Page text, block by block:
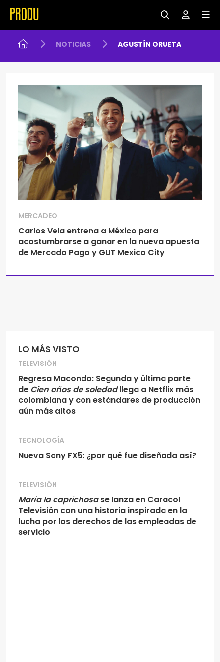
NOTICIAS AGUSTÍN ORUETA
LO MÁS VISTO
TELEVISIÓN
Regresa Macondo: Segunda y última parte
de Cien años de soledadllega a Netflix más
colombiana y con estándares de producción
aún más altos
TECNOLOGÍA
Nueva Sony FX5: ¿por qué fue diseñada así?
TELEVISIÓN
María la caprichosase lanza en Caracol
Televisión con una historia inspirada en la
lucha por los derechos de las empleadas de
servicio
MERCADEO
Carlos Vela entrena a México para
acostumbrarse a ganar en la nueva apuesta
de Mercado Pago y GUT Mexico City